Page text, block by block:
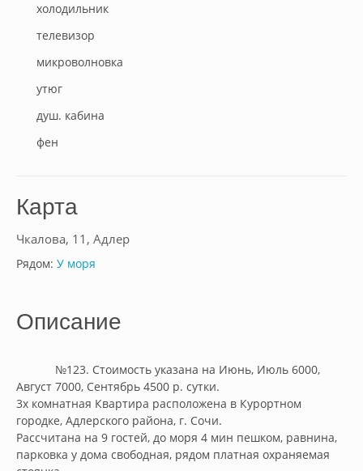
холодильник
телевизор
микроволновка
утюг
душ. кабина
фен
Карта
Чкалова, 11, Адлер
Рядом: У моря
Описание
Август 7000, Сентябрь 4500 р. сутки.
3х комнатная Квартира расположена в Курортном
городке, Адлерского района, г. Сочи.
Рассчитана на 9 гостей, до моря 4 мин пешком, равнина,
парковка у дома свободная, рядом платная охраняемая